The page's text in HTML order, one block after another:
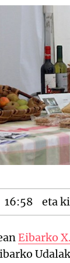
16:58 eta
Eibarko